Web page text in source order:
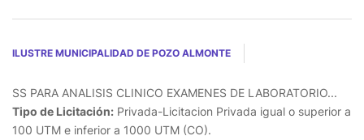
ILUSTRE MUNICIPALIDAD DE POZO ALMONTE
SS PARA ANALISIS CLINICO EXAMENES DE LABORATORIO...
Tipo de Licitación: Privada-Licitacion Privada igual o superior a
100 UTM e inferior a 1000 UTM (CO).